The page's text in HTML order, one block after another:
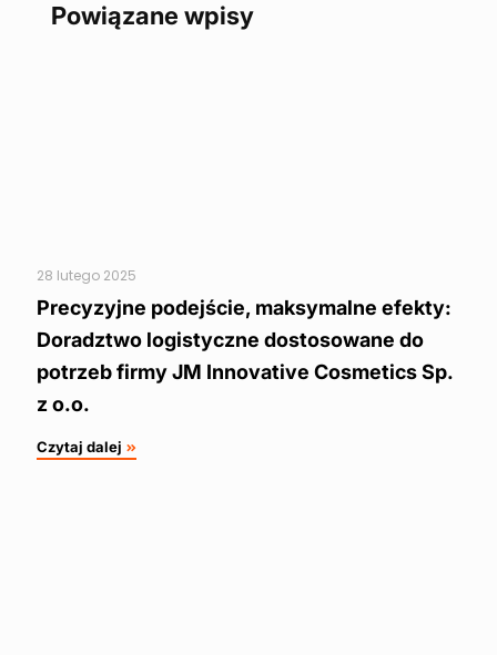
Powiązane wpisy
28 lutego 2025
Precyzyjne podejście, maksymalne efekty:
Doradztwo logistyczne dostosowane do
potrzeb firmy JM Innovative Cosmetics Sp.
z o.o.
Czytaj dalej